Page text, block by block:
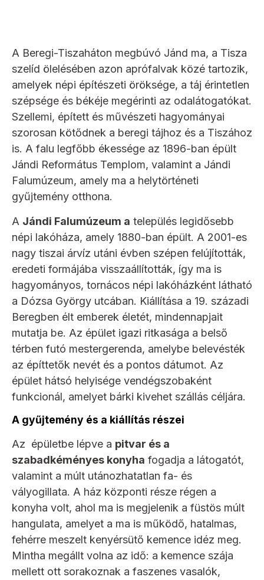
A Beregi-Tiszaháton megbúvó Jánd ma, a Tisza
szelíd ölelésében azon aprófalvak közé tartozik,
amelyek népi építészeti öröksége, a táj érintetlen
szépsége és békéje megérinti az odalátogatókat.
Szellemi, épített és művészeti hagyományai
szorosan kötődnek a beregi tájhoz és a Tiszához
is. A falu legfőbb ékessége az 1896-ban épült
Jándi Református Templom, valamint a Jándi
Falumúzeum, amely ma a helytörténeti
gyűjtemény otthona.
A Jándi Falumúzeum a település legidősebb
népi lakóháza, amely 1880-ban épült. A 2001-es
nagy tiszai árvíz utáni évben szépen felújították,
eredeti formájába visszaállították, így ma is
hagyományos, tornácos népi lakóházként látható
a Dózsa György utcában. Kiállítása a 19. századi
Beregben élt emberek életét, mindennapjait
mutatja be. Az épület igazi ritkasága a belső
térben futó mestergerenda, amelybe belevésték
az építtetők nevét és a pontos dátumot. Az
épület hátsó helyisége vendégszobaként
funkcionál, amelyet bárki kivehet szállás céljára.
A gyűjtemény és a kiállítás részei
Az épületbe lépve a pitvar és a
szabadkéményes konyha fogadja a látogatót,
valamint a múlt utánozhatatlan fa- és
vályogillata. A ház központi része régen a
konyha volt, ahol ma is megjelenik a füstös múlt
hangulata, amelyet a ma is működő, hatalmas,
fehérre meszelt kenyérsütő kemence idéz meg.
Mintha megállt volna az idő: a kemence szája
mellett ott sorakoznak a faszenes vasalók,